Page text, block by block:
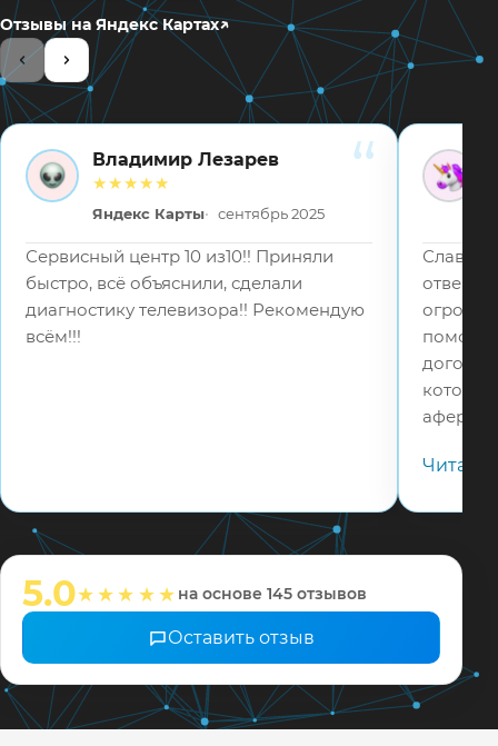
Отзывы на Яндекс Картах↗
ВЛ
Владимир Лезарев
★★★★★
Яндекс Карты сентябрь 2025
Сервисный центр 10 из10!! Приняли
быстро, всё объяснили, сделали
диагностику телевизора!! Рекомендую
всём!!!
ВВ
Слава
помошь
Читать
5.0★★★★★ на основе 145 отзывов
Оставить отзыв